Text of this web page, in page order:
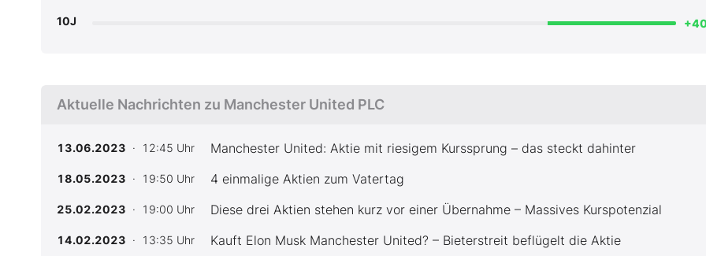
10J
Aktuelle Nachrichten zu Manchester United PLC
13.06.2023 · 12:45 Uhr Manchester United: Aktie mit riesigem Kurssprung – das steckt dahinter
18.05.2023 · 19:50 Uhr 4 einmalige Aktien zum Vatertag
25.02.2023 · 19:00 Uhr Diese drei Aktien stehen kurz vor einer Übernahme – Massives Kurspotenzial
14.02.2023 · 13:35 Uhr Kauft Elon Musk Manchester United? – Bieterstreit beflügelt die Aktie